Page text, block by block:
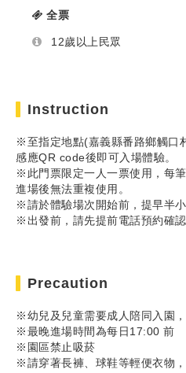
全票
12歲以上民眾
Instruction
※至指定地點(嘉義縣番路鄉觸口
感應QR code後即可入場體驗。
※此門票限定一人一票使用，每
進場後無法重複使用。
※請於體驗場次開始前，提早半小
※出發前，請先提前電話預約確認
Precaution
※幼兒及兒童需要成人陪同入園
※最晚進場時間為每日17:00 前
※園區禁止吸菸
※請穿著長褲、球鞋等輕便衣物